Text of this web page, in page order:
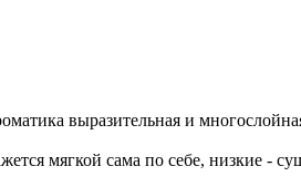
выразительная и
мягкой сама по себе, низкие -